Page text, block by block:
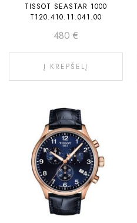
TISSOT SEASTAR 1000
T120.410.11.041.00
480 €
Į KREPŠELĮ